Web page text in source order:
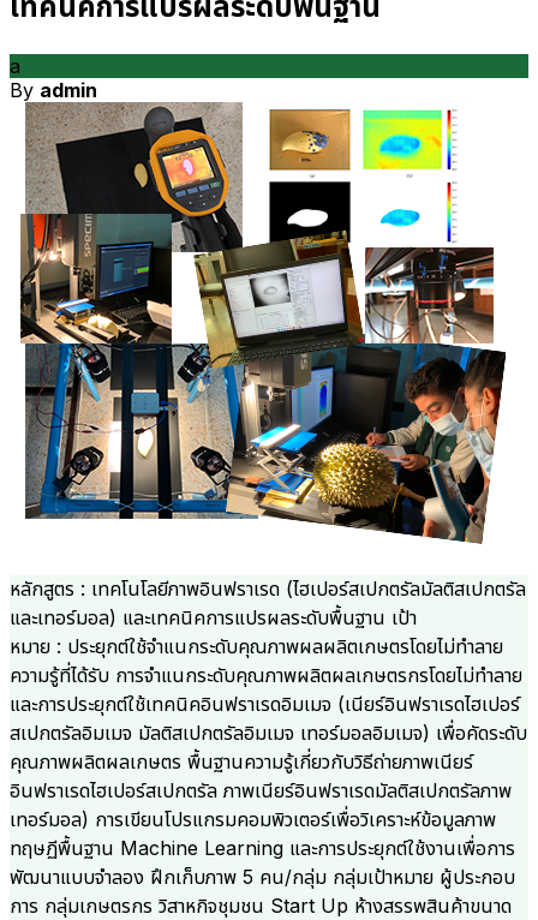
a
By admin
หลักสูตร : เทคโนโลยีภาพอินฟราเรด (ไฮเปอร์สเปกตรัลมัลติสเปกตรัล
และเทอร์มอล) และเทคนิคการแปรผลระดับพื้นฐาน เป้า
หมาย : ประยุกต์ใช้จำแนกระดับคุณภาพผลผลิตเกษตรโดยไม่ทำลาย
ความรู้ที่ได้รับ การจำแนกระดับคุณภาพผลิตผลเกษตรกรโดยไม่ทำลาย
และการประยุกต์ใช้เทคนิคอินฟราเรดอิมเมจ (เนียร์อินฟราเรดไฮเปอร์
สเปกตรัลอิมเมจ มัลติสเปกตรัลอิมเมจ เทอร์มอลอิมเมจ) เพื่อคัดระดับ
คุณภาพผลิตผลเกษตร พื้นฐานความรู้เกี่ยวกับวิธีถ่ายภาพเนียร์
อินฟราเรดไฮเปอร์สเปกตรัล ภาพเนียร์อินฟราเรดมัลติสเปกตรัลภาพ
เทอร์มอล) การเขียนโปรแกรมคอมพิวเตอร์เพื่อวิเคราะห์ข้อมูลภาพ
ทฤษฏีพื้นฐาน Machine Learning และการประยุกต์ใช้งานเพื่อการ
พัฒนาแบบจำลอง ฝึกเก็บภาพ 5 คน/กลุ่ม กลุ่มเป้าหมาย ผู้ประกอบ
การ กลุ่มเกษตรกร วิสาหกิจชุมชน Start Up ห้างสรรพสินค้าขนาด